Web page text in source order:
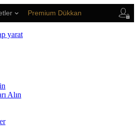
Premium Dükkan
yarat
Alın